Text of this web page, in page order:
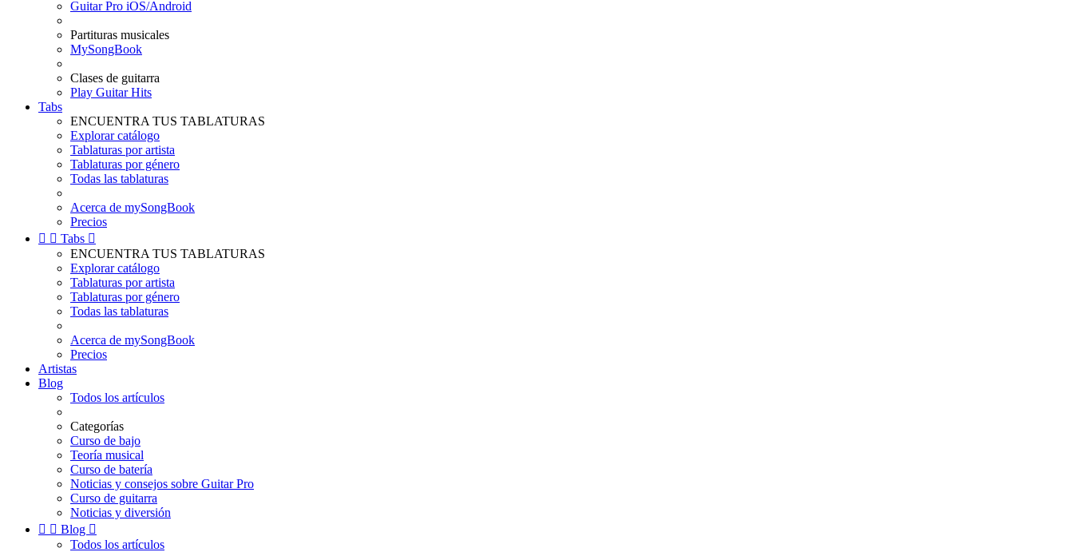
Guitar Pro iOS/Android
Partituras musicales
MySongBook
Clases de guitarra
Play Guitar Hits
Tabs
ENCUENTRA TUS TABLATURAS
Explorar catálogo
Tablaturas por artista
Tablaturas por género
Todas las tablaturas
Acerca de mySongBook
Precios
  Tabs 
ENCUENTRA TUS TABLATURAS
Explorar catálogo
Tablaturas por artista
Tablaturas por género
Todas las tablaturas
Acerca de mySongBook
Precios
Artistas
Blog
Todos los artículos
Categorías
Curso de bajo
Teoría musical
Curso de batería
Noticias y consejos sobre Guitar Pro
Curso de guitarra
Noticias y diversión
  Blog 
Todos los artículos